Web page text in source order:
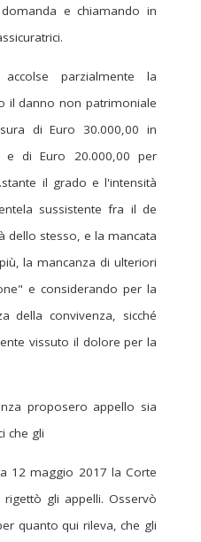
e chiamando in
parzialmente la
il danno non patrimoniale
di Euro 30.000,00 in
e di Euro 20.000,00 per
il grado e l'intensità
sussistente fra il de
dello stesso, e la mancata
la mancanza di ulteriori
e considerando per la
della convivenza, sicché
vissuto il dolore per la
proposero appello sia
che gli
12 maggio 2017 la Corte
gli appelli. Osservò
quanto qui rileva, che gli